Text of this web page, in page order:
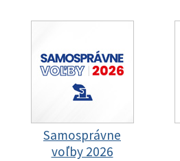
Samosprávne
voľby 2026